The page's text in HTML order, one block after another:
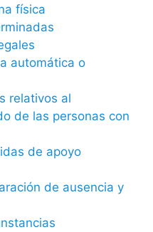
física
automática o
relativos al
de las personas con
de apoyo
de ausencia y